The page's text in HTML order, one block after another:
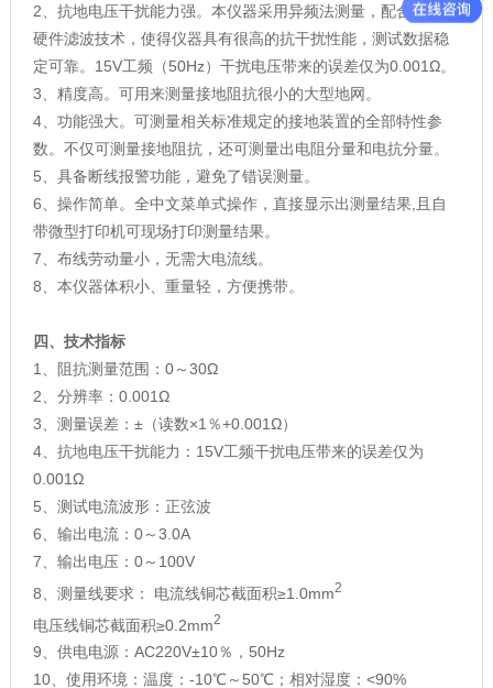
2、抗地电压干扰能力强。本仪器采用异频法测量，配合现代软
硬件滤波技术，使得仪器具有很高的抗干扰性能，测试数据稳
定可靠。15V工频（50Hz）干扰电压带来的误差仅为0.001Ω。
3、精度高。可用来测量接地阻抗很小的大型地网。
4、功能强大。可测量相关标准规定的接地装置的全部特性参
数。不仅可测量接地阻抗，还可测量出电阻分量和电抗分量。
5、具备断线报警功能，避免了错误测量。
6、操作简单。全中文菜单式操作，直接显示出测量结果,且自
带微型打印机可现场打印测量结果。
7、布线劳动量小，无需大电流线。
8、本仪器体积小、重量轻，方便携带。
四、技术指标
1、阻抗测量范围：0～30Ω
2、分辨率：0.001Ω
3、测量误差：±（读数×1％+0.001Ω）
4、抗地电压干扰能力：15V工频干扰电压带来的误差仅为
0.001Ω
5、测试电流波形：正弦波
6、输出电流：0～3.0A
7、输出电压：0～100V
8、测量线要求： 电流线铜芯截面积≥1.0mm2
电压线铜芯截面积≥0.2mm2
9、供电电源：AC220V±10％，50Hz
10、使用环境：温度：-10℃～50℃；相对湿度：<90%